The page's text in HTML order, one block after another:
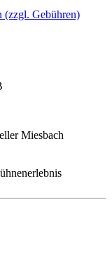
(zzgl. Gebühren)
Miesbach